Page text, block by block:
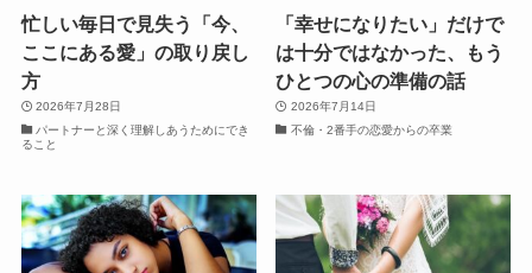
忙しい毎日で見失う「今、
ここにある愛」の取り戻し
方
2026年7月28日
パートナーと深く理解しあうためにでき
ること
「幸せになりたい」だけで
は十分ではなかった、もう
ひとつの心の準備の話
2026年7月14日
不倫・2番手の恋愛からの卒業